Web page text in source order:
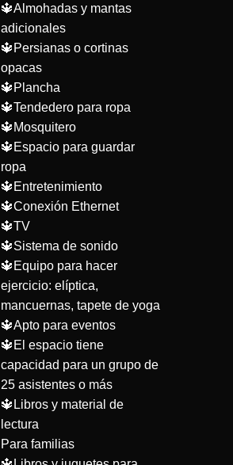
🔱Almohadas y mantas
adicionales
🔱Persianas o cortinas
opacas
🔱Plancha
🔱Tendedero para ropa
🔱Mosquitero
🔱Espacio para guardar
ropa
🔱Entretenimiento
🔱Conexión Ethernet
🔱TV
🔱Sistema de sonido
🔱Equipo para hacer
ejercicio: elíptica,
mancuernas, tapete de yoga
🔱Apto para eventos
🔱El espacio tiene
capacidad para un grupo de
25 asistentes o más
🔱Libros y material de
lectura
Para familias